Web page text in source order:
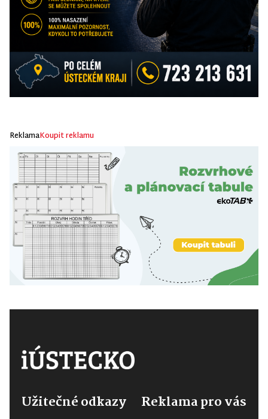
ReklamaKoupit reklamu
Užitečné odkazy Reklama pro vás